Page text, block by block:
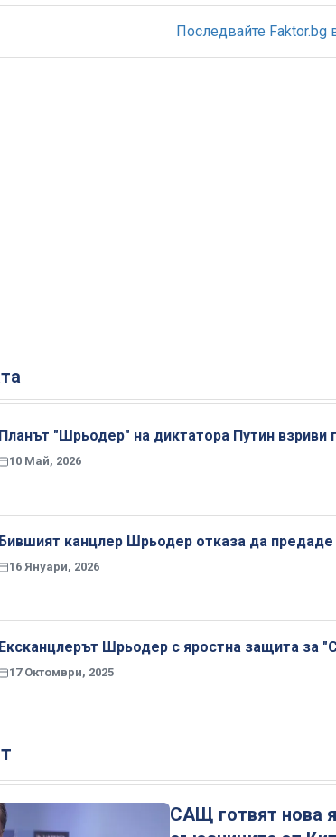
Последвайте Faktor.bg
Планът "Шрьодер" на диктатора Путин взриви
10 Май, 2026
Бившият канцлер Шрьодер отказа да предаде
16 Януари, 2026
Ексканцлерът Шрьодер с яростна защита за
17 Октомври, 2025
САЩ готвят нова